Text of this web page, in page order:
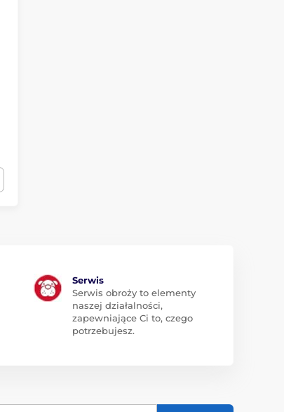
Serwis
Serwis obroży to elementy
naszej działalności,
zapewniające Ci to, czego
potrzebujesz.